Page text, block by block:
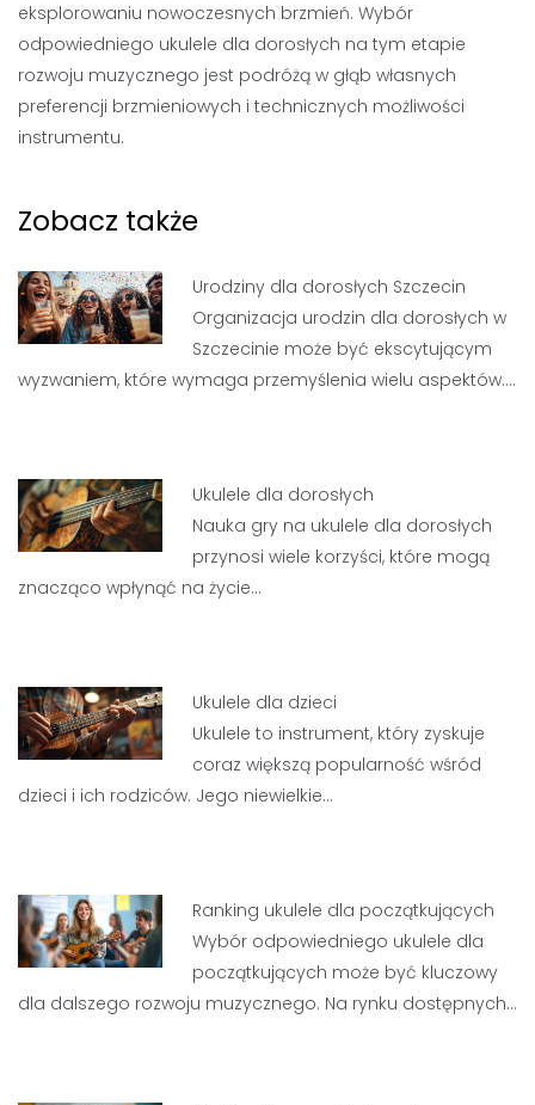
eksplorowaniu nowoczesnych brzmień. Wybór
odpowiedniego ukulele dla dorosłych na tym etapie
rozwoju muzycznego jest podróżą w głąb własnych
preferencji brzmieniowych i technicznych możliwości
instrumentu.
Zobacz także
Urodziny dla dorosłych Szczecin
Organizacja urodzin dla dorosłych w
Szczecinie może być ekscytującym
wyzwaniem, które wymaga przemyślenia wielu aspektów.…
Ukulele dla dorosłych
Nauka gry na ukulele dla dorosłych
przynosi wiele korzyści, które mogą
znacząco wpłynąć na życie…
Ukulele dla dzieci
Ukulele to instrument, który zyskuje
coraz większą popularność wśród
dzieci i ich rodziców. Jego niewielkie…
Ranking ukulele dla początkujących
Wybór odpowiedniego ukulele dla
początkujących może być kluczowy
dla dalszego rozwoju muzycznego. Na rynku dostępnych…